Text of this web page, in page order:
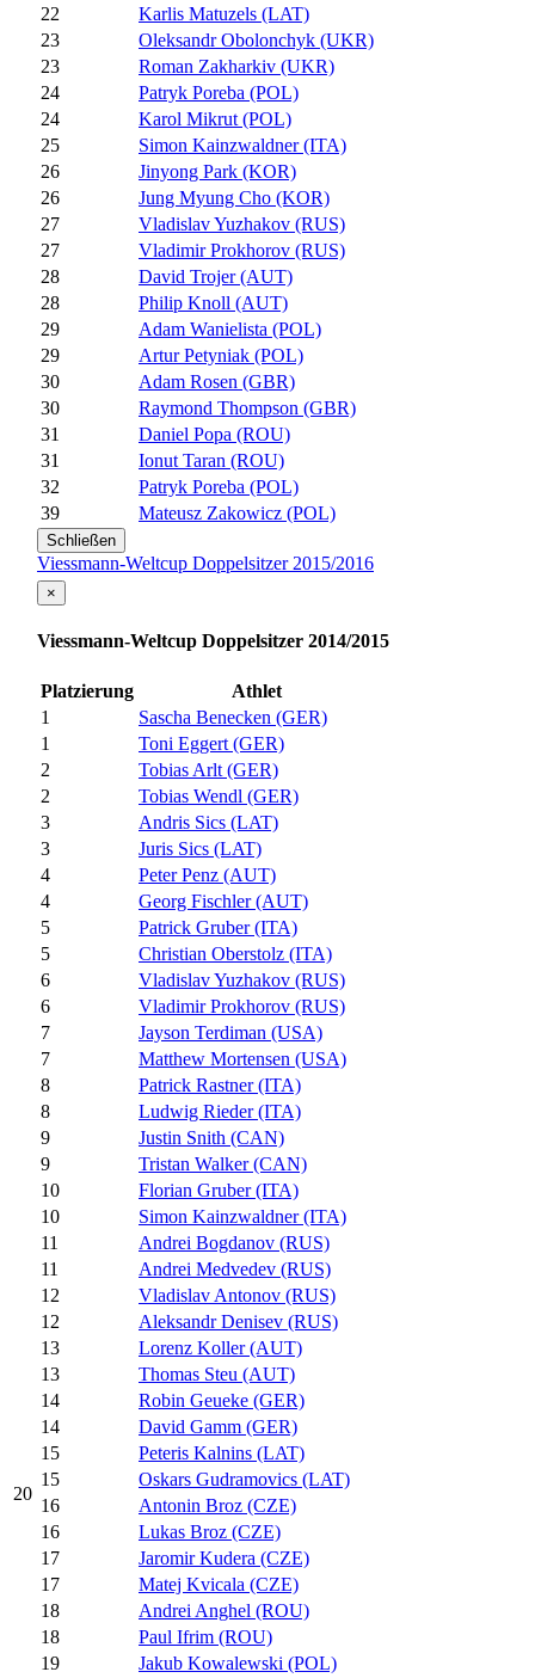
22
Karlis Matuzels (LAT)
23
Oleksandr Obolonchyk (UKR)
23
Roman Zakharkiv (UKR)
24
Patryk Poreba (POL)
24
Karol Mikrut (POL)
25
Simon Kainzwaldner (ITA)
26
Jinyong Park (KOR)
26
Jung Myung Cho (KOR)
27
Vladislav Yuzhakov (RUS)
27
Vladimir Prokhorov (RUS)
28
David Trojer (AUT)
28
Philip Knoll (AUT)
29
Adam Wanielista (POL)
29
Artur Petyniak (POL)
30
Adam Rosen (GBR)
30
Raymond Thompson (GBR)
31
Daniel Popa (ROU)
31
Ionut Taran (ROU)
32
Patryk Poreba (POL)
39
Mateusz Zakowicz (POL)
Schließen
Viessmann-Weltcup Doppelsitzer 2015/2016
20
×
Viessmann-Weltcup Doppelsitzer 2014/2015
Platzierung
Athlet
1
Sascha Benecken (GER)
1
Toni Eggert (GER)
2
Tobias Arlt (GER)
2
Tobias Wendl (GER)
3
Andris Sics (LAT)
3
Juris Sics (LAT)
4
Peter Penz (AUT)
4
Georg Fischler (AUT)
5
Patrick Gruber (ITA)
5
Christian Oberstolz (ITA)
6
Vladislav Yuzhakov (RUS)
6
Vladimir Prokhorov (RUS)
7
Jayson Terdiman (USA)
7
Matthew Mortensen (USA)
8
Patrick Rastner (ITA)
8
Ludwig Rieder (ITA)
9
Justin Snith (CAN)
9
Tristan Walker (CAN)
10
Florian Gruber (ITA)
10
Simon Kainzwaldner (ITA)
11
Andrei Bogdanov (RUS)
11
Andrei Medvedev (RUS)
12
Vladislav Antonov (RUS)
12
Aleksandr Denisev (RUS)
13
Lorenz Koller (AUT)
13
Thomas Steu (AUT)
14
Robin Geueke (GER)
14
David Gamm (GER)
15
Peteris Kalnins (LAT)
15
Oskars Gudramovics (LAT)
16
Antonin Broz (CZE)
16
Lukas Broz (CZE)
17
Jaromir Kudera (CZE)
17
Matej Kvicala (CZE)
18
Andrei Anghel (ROU)
18
Paul Ifrim (ROU)
19
Jakub Kowalewski (POL)